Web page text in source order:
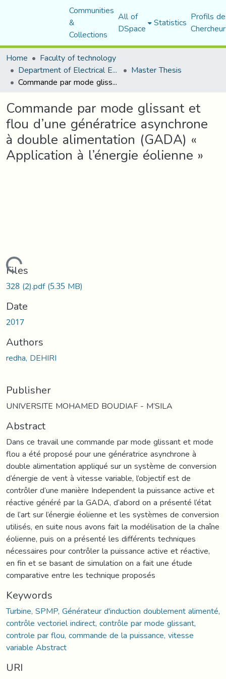
Communities
&
Collections
All of
DSpace Statistics Profils
Home
Faculty of technology
Department of Electrical Engineering Master Thesis
Commande par mode glissant et flou d’une génératrice asynchrone à double alimentation (GADA) « Application à l’énergie éolienne »
Commande par mode glissant et
flou d’une génératrice asynchrone
à double alimentation (GADA) «
Application à l’énergie éolienne »
Loading...
Files
328 (2).pdf(5.35 MB)
Date
2017
Authors
redha, DEHIRI
Publisher
UNIVERSITE MOHAMED BOUDIAF - M’SILA
Abstract
Dans ce travail une commande par mode glissant et mode
flou a été proposé pour une génératrice asynchrone à
double alimentation appliqué sur un système de conversion
d‘énergie de vent à vitesse variable, l‘objectif est de
contrôler d‘une manière Independent la puissance active et
réactive généré par la GADA, d‘abord on a présenté l‘état
de l‘art sur l‘énergie éolienne et les systèmes de conversion
utilisés, en suite nous avons fait la modélisation de la chaîne
éolienne, puis on a présenté les différents techniques
nécessaires pour contrôler la puissance active et réactive,
en fin et se basant de simulation on a fait une étude
comparative entre les technique proposés
Keywords
Turbine, SPMP, Générateur d'induction doublement alimenté,
contrôle vectoriel indirect, contrôle par mode glissant,
controle par flou, commande de la puissance, vitesse
variable Abstract
URI